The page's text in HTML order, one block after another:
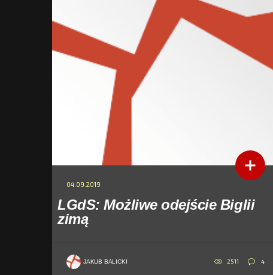
04.09.2019
LGdS: Możliwe odejście Biglii
zimą
JAKUB BALICKI 2511 4